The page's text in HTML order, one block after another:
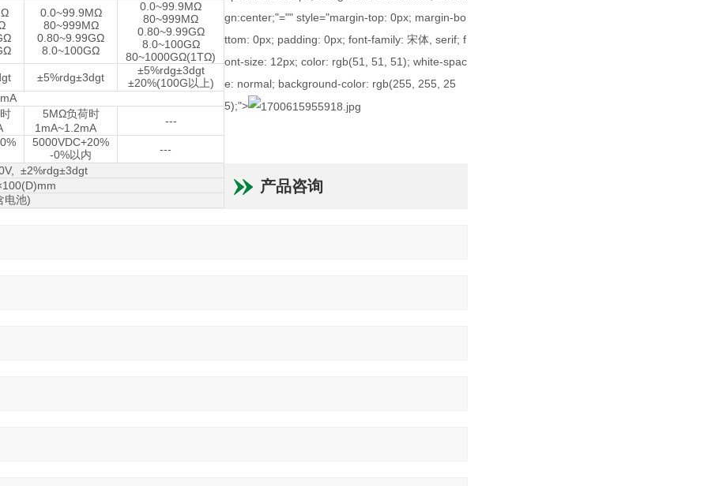
0.0~99.9MΩ
80~999MΩ
0.80~9.99GΩ
8.0~100GΩ
0.0~99.9MΩ
80~999MΩ
0.80~9.99GΩ
8.0~100GΩ
80~1000GΩ(1TΩ)
±5%rdg±3dgt
±5%rdg±3dgt
±20%(100G 以上)
5MΩ负荷时
1mA~1.2mA
---
5000VDC+20%
-0%以内
---
±2%rdg±3dgt
电池)
gn:center;"="" style="margin-top: 0px; margin-bo
ttom: 0px; padding: 0px; font-family: 宋体, serif; f
ont-size: 12px; color: rgb(51, 51, 51); white-spac
e: normal; background-color: rgb(255, 255, 25
5);">
产品咨询